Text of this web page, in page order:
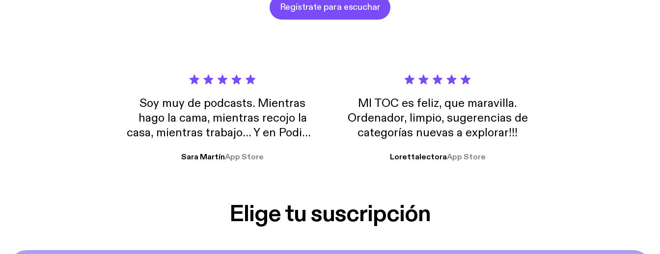
Regístrate para escuchar
Soy muy de podcasts. Mientras
hago la cama, mientras recojo la
casa, mientras trabajo… Y en Podimo
encantan. De emprendimiento, de
Sara MartínApp Store
MI TOC es feliz, que maravilla.
Ordenador, limpio, sugerencias de
categorías nuevas a explorar!!!
LorettalectoraApp Store
Elige tu suscripción